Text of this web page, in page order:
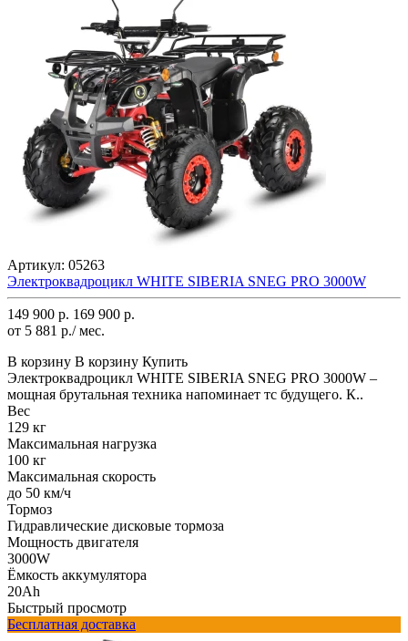
Артикул: 05263
Электроквадроцикл WHITE SIBERIA SNEG PRO 3000W
149 900 р. 169 900 р.
от 5 881 р./ мес.
В корзину В корзину Купить
Электроквадроцикл WHITE SIBERIA SNEG PRO 3000W –
мощная брутальная техника напоминает тс будущего. К..
Вес
129 кг
Максимальная нагрузка
100 кг
Максимальная скорость
до 50 км/ч
Тормоз
Гидравлические дисковые тормоза
Мощность двигателя
3000W
Ёмкость аккумулятора
20Ah
Быстрый просмотр
Бесплатная доставка